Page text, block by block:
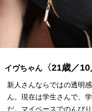
イヴちゃん〈21歳／10
新人さんならではの透明
ん。現在は学生さんで、
だ。マイペースでのんび